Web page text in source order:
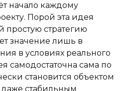
начало каждому
Порой эта идея
простую стратегию
значение лишь в
в условиях реального
самодостаточна сама по
становится объектом
даже стабильным